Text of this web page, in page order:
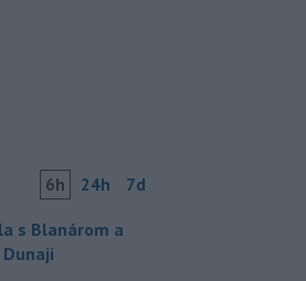
6h 24h 7d
s Blanárom a